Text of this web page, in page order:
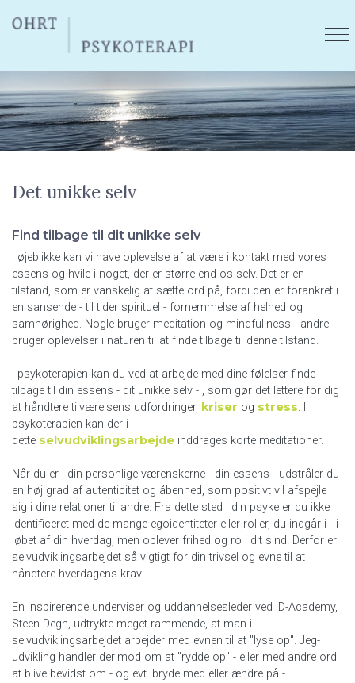
Det unikke selv
Find tilbage til dit unikke selv
I øjeblikke kan vi have oplevelse af at være i kontakt med vores
essens og hvile i noget, der er større end os selv. Det er en
tilstand, som er vanskelig at sætte ord på, fordi den er forankret i
en sansende - til tider spirituel - fornemmelse af helhed og
samhørighed. Nogle bruger meditation og mindfullness - andre
bruger oplevelser i naturen til at finde tilbage til denne tilstand.
I psykoterapien kan du ved at arbejde med dine følelser finde
tilbage til din essens - dit unikke selv - , som gør det lettere for dig
at håndtere tilværelsens udfordringer, kriser og stress. I
psykoterapien kan der i
dette selvudviklingsarbejde inddrages korte meditationer.
Når du er i din personlige værenskerne - din essens - udstråler du
en høj grad af autenticitet og åbenhed, som positivt vil afspejle
sig i dine relationer til andre. Fra dette sted i din psyke er du ikke
identificeret med de mange egoidentiteter eller roller, du indgår i - i
løbet af din hverdag, men oplever frihed og ro i dit sind. Derfor er
selvudviklingsarbejdet så vigtigt for din trivsel og evne til at
håndtere hverdagens krav.
En inspirerende underviser og uddannelsesleder ved ID-Academy,
Steen Degn, udtrykte meget rammende, at man i
selvudviklingsarbejdet arbejder med evnen til at "lyse op". Jeg-
udvikling handler derimod om at "rydde op" - eller med andre ord
at blive bevidst om - og evt. bryde med eller ændre på -